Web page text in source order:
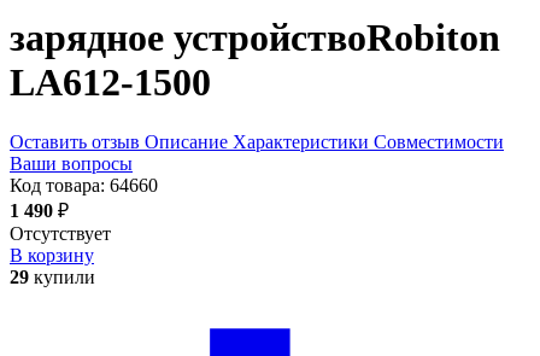
зарядное устройствоRobiton
LA612-1500
Оставить отзыв Описание Характеристики Совместимости
Ваши вопросы
Код товара: 64660
1 490 ₽
Отсутствует
В корзину
29 купили